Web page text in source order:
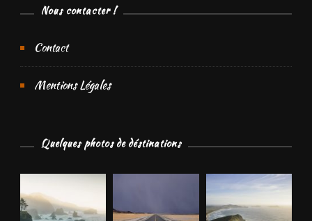
Nous contacter !
Contact
Mentions Légales
Quelques photos de déstinations